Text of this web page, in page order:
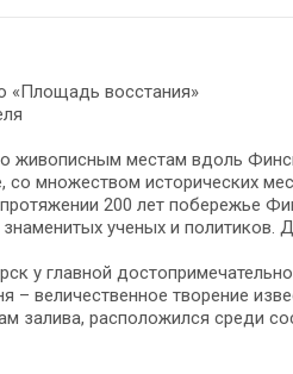
«Площадь восстания»
живописным местам вдоль
со множеством исторических
200 лет побережье
ученых и политиков.
у главной
– величественное творение
залива, расположился среди